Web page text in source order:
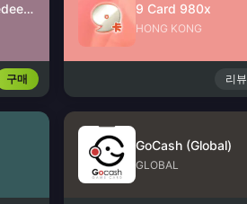
JinJinJin Gift Pack Redeem Code
구매
9 Card 980x
HONG KONG
리뷰
GoCash (Global)
GLOBAL